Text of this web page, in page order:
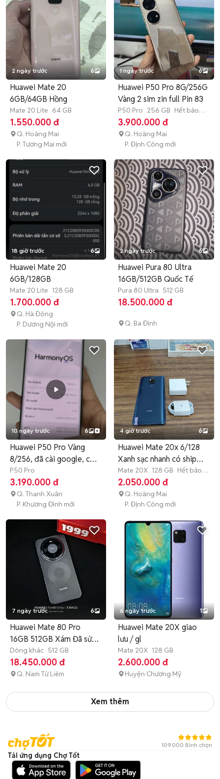
2 ngày trước 6
Huawei Mate 20
6GB/64GB Hồng
Mate 20 Lite 64 GB
1.550.000 đ
Q. Hoàng Mai
P. Tương Mai mới
1 ngày trước 6
Huawei P50 Pro 8G/256G
Vàng 2 sim zin full Pin 83
P50 Pro 256 GB Hết bảo
hành
3.900.000 đ
Q. Hoàng Mai
P. Định Công mới
18 giờ trước 6
Huawei Mate 20
6GB/128GB
Mate 20 Lite 128 GB
1.700.000 đ
Q. Hà Đông
P. Dương Nội mới
2 ngày trước 6
Huawei Pura 80 Ultra
16GB/512GB Quốc Tế
Pura 80 Ultra 512 GB
18.500.000 đ
Q. Ba Đình
10 ngày trước 6
Huawei P50 Pro Vàng
8/256, đã cài google, có
ship
P50 Pro
3.190.000 đ
Q. Thanh Xuân
P. Khương Đình mới
4 giờ trước 6
Huawei Mate 20x 6/128
Xanh sạc nhanh có ship
COD
Mate 20X 128 GB Hết bảo
hành
2.050.000 đ
Q. Hoàng Mai
P. Định Công mới
7 ngày trước 6
Huawei Mate 80 Pro
16GB 512GB Xám Đã sử
dụng
Dòng khác 512 GB
18.450.000 đ
Q. Nam Từ Liêm
6 ngày trước 1
Huawei Mate 20X giao
lưu / gl
Mate 20X 128 GB
2.600.000 đ
Huyện Chương Mỹ
Xem thêm
109.000 Bình chọn
Tải ứng dụng Chợ Tốt